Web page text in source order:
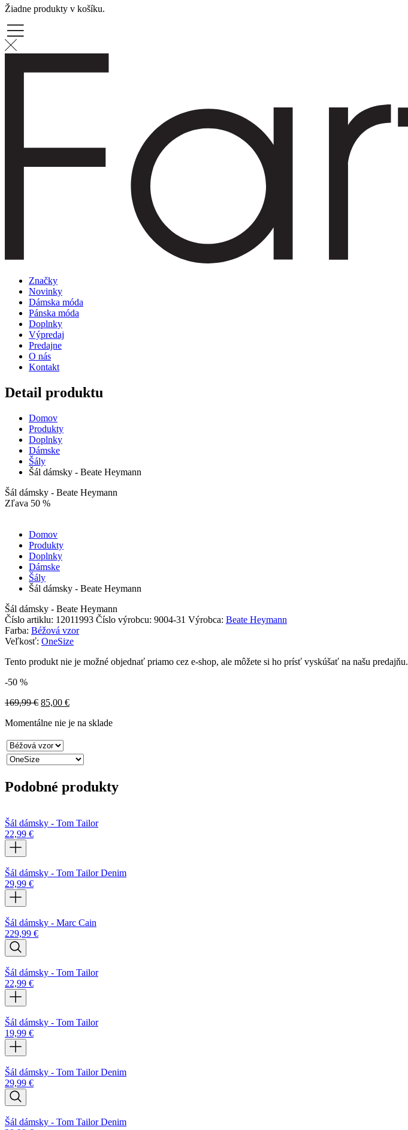
Žiadne produkty v košíku.
Značky
Novinky
Dámska móda
Pánska móda
Doplnky
Výpredaj
Predajne
O nás
Kontakt
Detail produktu
Domov
Produkty
Doplnky
Dámske
Šály
Šál dámsky - Beate Heymann
Šál dámsky - Beate Heymann
Zľava 50 %
Domov
Produkty
Doplnky
Dámske
Šály
Šál dámsky - Beate Heymann
Šál dámsky - Beate Heymann
Číslo artiklu: 12011993 Číslo výrobcu: 9004-31 Výrobca: Beate Heymann
Farba: Béžová vzor
Veľkosť: OneSize
Tento produkt nie je možné objednať priamo cez e-shop, ale môžete si ho prísť vyskúšať na našu predajňu.
-50 %
169,99€ 85,00 €
Momentálne nie je na sklade
Podobné produkty
Šál dámsky - Tom Tailor
22,99 €
Šál dámsky - Tom Tailor Denim
29,99 €
Šál dámsky - Marc Cain
229,99 €
Šál dámsky - Tom Tailor
22,99 €
Šál dámsky - Tom Tailor
19,99 €
Šál dámsky - Tom Tailor Denim
29,99 €
Šál dámsky - Tom Tailor Denim